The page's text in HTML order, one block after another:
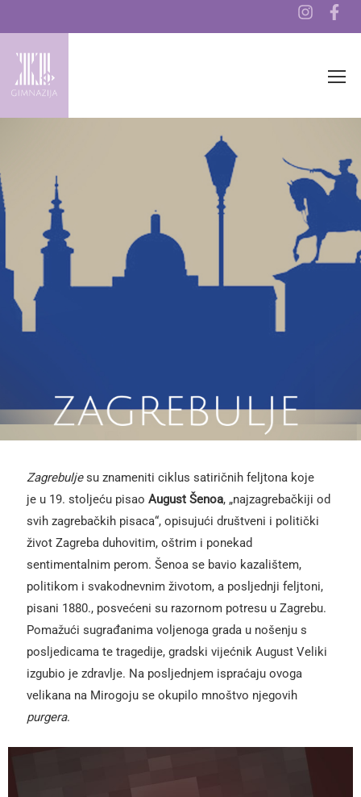
Zagrebuljesu znameniti ciklus satiričnih feljtona koje
je u 19. stoljeću pisao August Šenoa, „najzagrebačkiji od
svih zagrebačkih pisaca“, opisujući društveni i politički
život Zagreba duhovitim, oštrim i ponekad
sentimentalnim perom. Šenoa se bavio kazalištem,
politikom i svakodnevnim životom, a posljednji feljtoni,
pisani 1880., posvećeni su razornom potresu u Zagrebu.
Pomažući sugrađanima voljenoga grada u nošenju s
posljedicama te tragedije, gradski vijećnik August Veliki
izgubio je zdravlje. Na posljednjem ispraćaju ovoga
velikana na Mirogoju se okupilo mnoštvo njegovih
purgera.